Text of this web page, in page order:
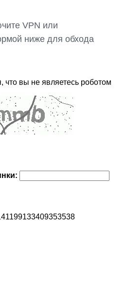
VPN или
ниже для обхода
что вы не являетесь роботом